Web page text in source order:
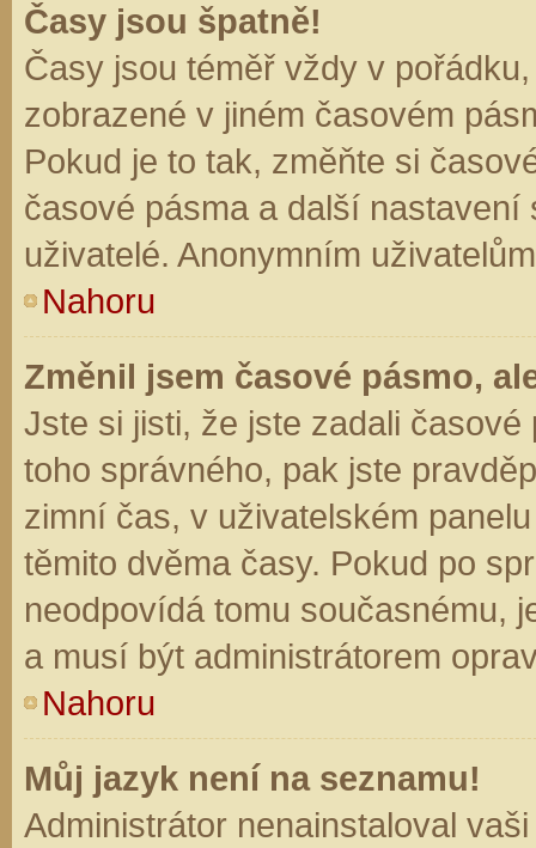
Časy jsou špatně!
Časy jsou téměř vždy v
zobrazené v jiném časovém
Pokud je to tak, změňte si
časové pásma a další
uživatelé. Anonymním
Nahoru
Změnil jsem časové pásmo,
Jste si jisti, že jste zadali
toho správného, pak jste
zimní čas, v uživatelském
těmito dvěma časy. Pokud po
neodpovídá tomu současnému,
a musí být administrátorem
Nahoru
Můj jazyk není na seznamu!
Administrátor nenainstaloval